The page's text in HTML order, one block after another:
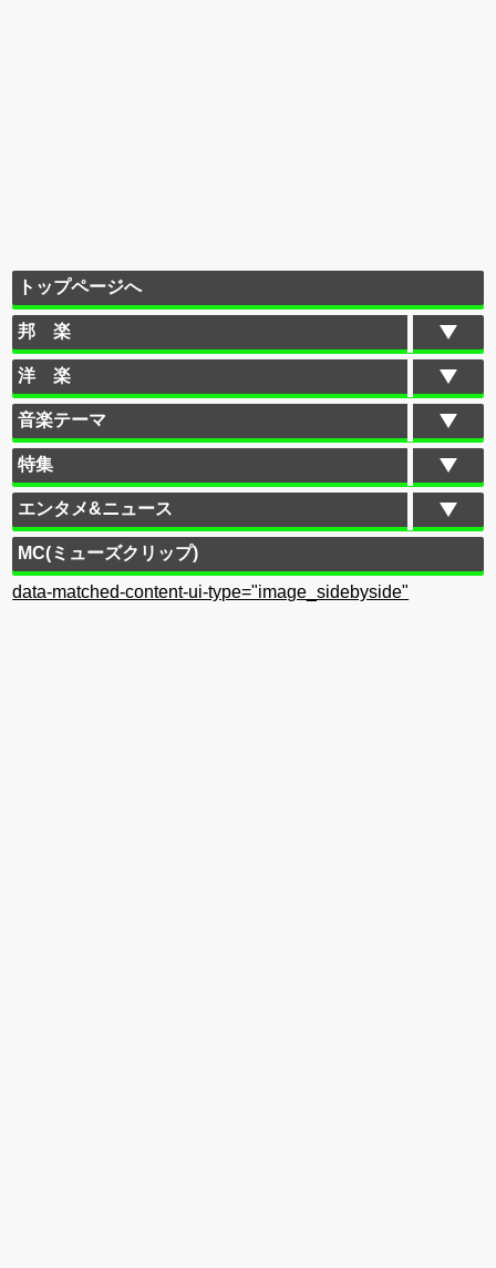
トップページへ
邦 楽
洋 楽
音楽テーマ
特集
エンタメ&ニュース
MC(ミューズクリップ)
data-matched-content-ui-type="image_sidebyside"